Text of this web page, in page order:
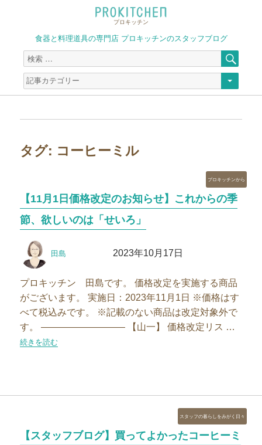
プロキッチン
食器と料理道具の専門店 プロキッチンのスタッフブログ
検
索
対
象:
索
タグ: コーヒーミル
【11月1日価格改定のお知らせ】これからの季
節、欲しいのは「せいろ」
稿
田島 2023年10月17日
カ
テ
ゴ
プロキッチンから
プロキッチン 田島です。 価格改定を実施する商品
がございます。 実施日：2023年11月1日 ※価格はす
べて税込みです。 ※記載のない商品は改定対象外で
す。 ————————— 【山一】 価格改定リス …
“【11月1日価格改定のお知らせ】これからの季節、欲しいのは「せい
続きを読む
【スタッフブログ】買ってよかったコーヒーミ
カ
テ
ゴ
スタッフの暮らしをみがく日々